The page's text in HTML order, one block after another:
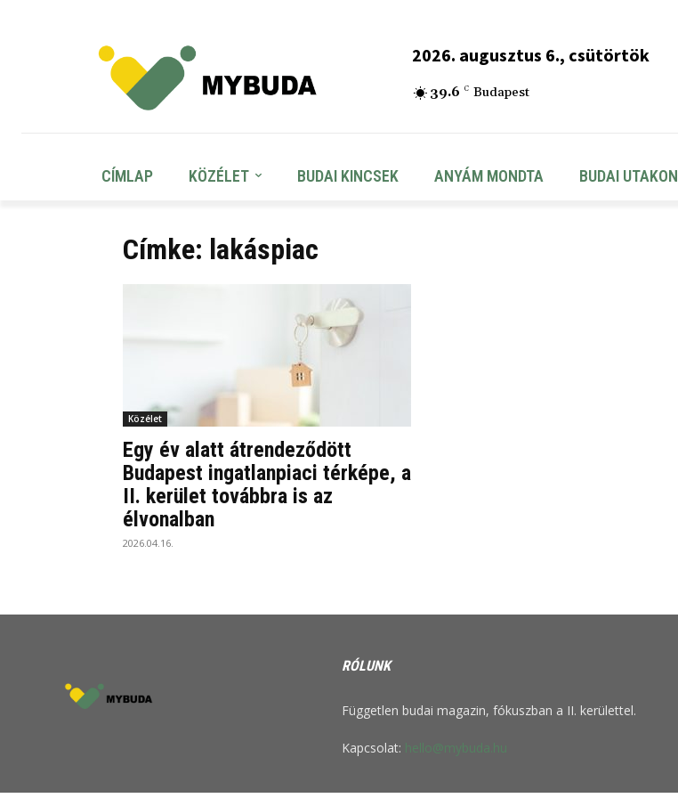
2026. augusztus 6., csütörtök
39.6 C Budapest
CÍMLAP KÖZÉLET BUDAI KINCSEK ANYÁM MONDTA BUDAI UTAKON
Címke: lakáspiac
Közélet
Egy év alatt átrendeződött
Budapest ingatlanpiaci térképe, a
II. kerület továbbra is az
élvonalban
2026.04.16.
RÓLUNK
Független budai magazin, fókuszban a II. kerülettel.
Kapcsolat: hello@mybuda.hu